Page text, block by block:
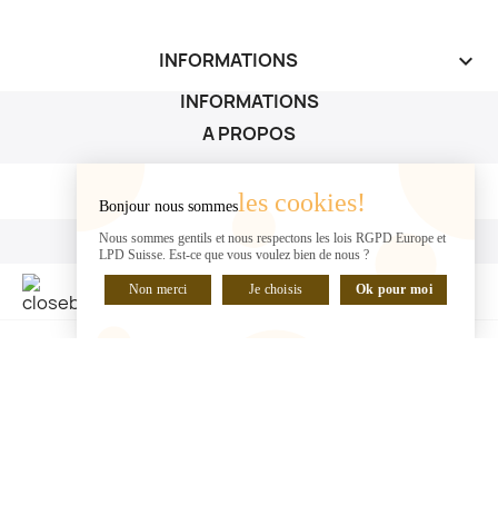
INFORMATIONS keyboard_arrow_down
INFORMATIONS
A PROPOS
A PROPOS
VOTRE COMPTE
VOTRE COMPTE
Bonjour nous sommesles cookies!
Nous sommes gentils et nous respectons les lois RGPD Europe et
LPD Suisse. Est-ce que vous voulez bien de nous ?
Non merci Je choisis Ok pour moi
DISCUTER EN LIGNE